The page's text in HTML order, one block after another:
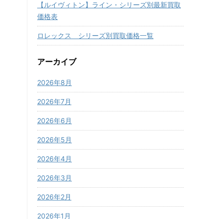
【ルイヴィトン】ライン・シリーズ別最新買取
価格表
ロレックス シリーズ別買取価格一覧
アーカイブ
2026年8月
2026年7月
2026年6月
2026年5月
2026年4月
2026年3月
2026年2月
2026年1月